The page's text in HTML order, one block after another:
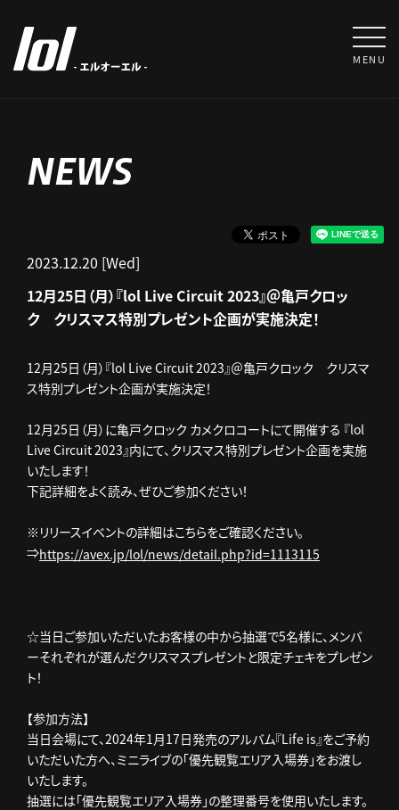
MENU
NEWS
2023.12.20 [Wed]
12月25日（月）『lol Live Circuit 2023』＠亀戸クロッ
ク クリスマス特別プレゼント企画が実施決定！
12月25日（月）『lol Live Circuit 2023』＠亀戸クロック クリスマ
ス特別プレゼント企画が実施決定！
12月25日（月）に亀戸クロック カメクロコートにて開催する 『lol
Live Circuit 2023』内にて、クリスマス特別プレゼント企画を実施
いたします！
下記詳細をよく読み、ぜひご参加ください！
※リリースイベントの詳細はこちらをご確認ください。
⇒https://avex.jp/lol/news/detail.php?id=1113115
☆当日ご参加いただいたお客様の中から抽選で5名様に、メンバ
ーそれぞれが選んだクリスマスプレゼントと限定チェキをプレゼン
ト！
【参加方法】
当日会場にて、2024年1月17日発売のアルバム『Life is』をご予約
いただいた方へ、ミニライブの「優先観覧エリア入場券」をお渡し
いたします。
抽選には「優先観覧エリア入場券」の整理番号を使用いたします。